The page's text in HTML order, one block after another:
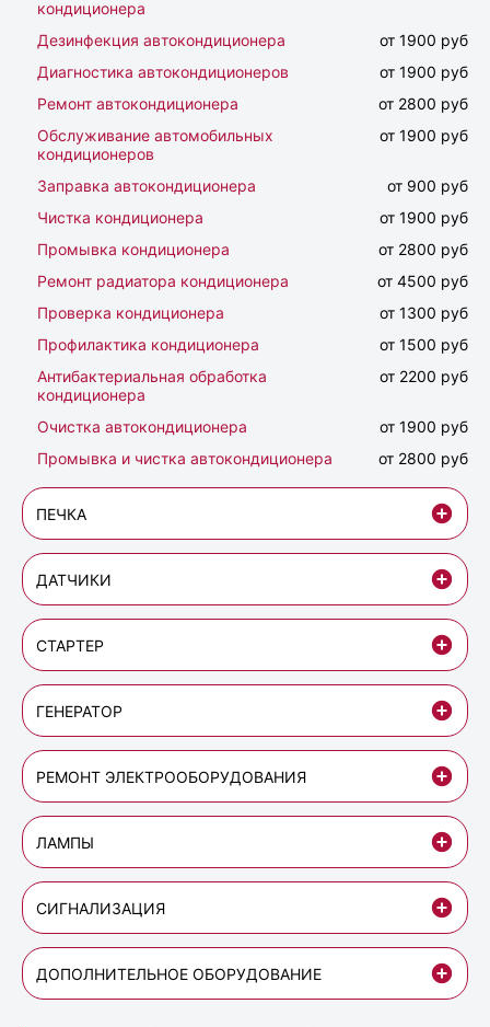
кондиционера
Дезинфекция автокондиционера
от 1900 руб
Диагностика автокондиционеров
от 1900 руб
Ремонт автокондиционера
от 2800 руб
Обслуживание автомобильных
кондиционеров
от 1900 руб
Заправка автокондиционера
от 900 руб
Чистка кондиционера
от 1900 руб
Промывка кондиционера
от 2800 руб
Ремонт радиатора кондиционера
от 4500 руб
Проверка кондиционера
от 1300 руб
Профилактика кондиционера
от 1500 руб
Антибактериальная обработка
кондиционера
от 2200 руб
Очистка автокондиционера
от 1900 руб
Промывка и чистка автокондиционера
от 2800 руб
ПЕЧКА
ДАТЧИКИ
СТАРТЕР
ГЕНЕРАТОР
РЕМОНТ ЭЛЕКТРООБОРУДОВАНИЯ
ЛАМПЫ
СИГНАЛИЗАЦИЯ
ДОПОЛНИТЕЛЬНОЕ ОБОРУДОВАНИЕ